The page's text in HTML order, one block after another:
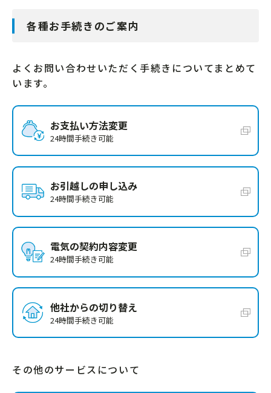
各種お手続きのご案内
よくお問い合わせいただく手続きについてまとめて
います。
お支払い方法変更
24時間手続き可能
お引越しの申し込み
24時間手続き可能
電気の契約内容変更
24時間手続き可能
他社からの切り替え
24時間手続き可能
その他のサービスについて